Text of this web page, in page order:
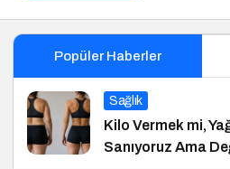
Popüler Haberler
Sağlık
Kilo Vermek mi,
Sanıyoruz Ama